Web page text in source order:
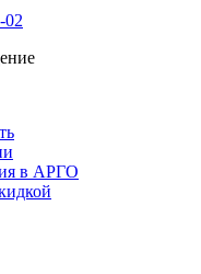
02
в АРГО